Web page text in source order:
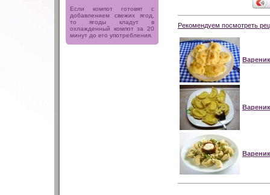
Если компот готовят с
добавлением свежих ягод,
то ягоды кладут в
охлажденный компот за 20
минут до его употребления.
Рекомендуем посмотреть